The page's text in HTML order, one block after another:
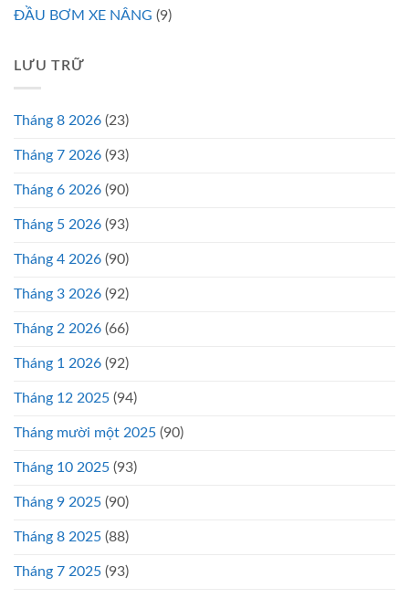
ĐẦU BƠM XE NÂNG (9)
LƯU TRỮ
Tháng 8 2026 (23)
Tháng 7 2026 (93)
Tháng 6 2026 (90)
Tháng 5 2026 (93)
Tháng 4 2026 (90)
Tháng 3 2026 (92)
Tháng 2 2026 (66)
Tháng 1 2026 (92)
Tháng 12 2025 (94)
Tháng mười một 2025 (90)
Tháng 10 2025 (93)
Tháng 9 2025 (90)
Tháng 8 2025 (88)
Tháng 7 2025 (93)